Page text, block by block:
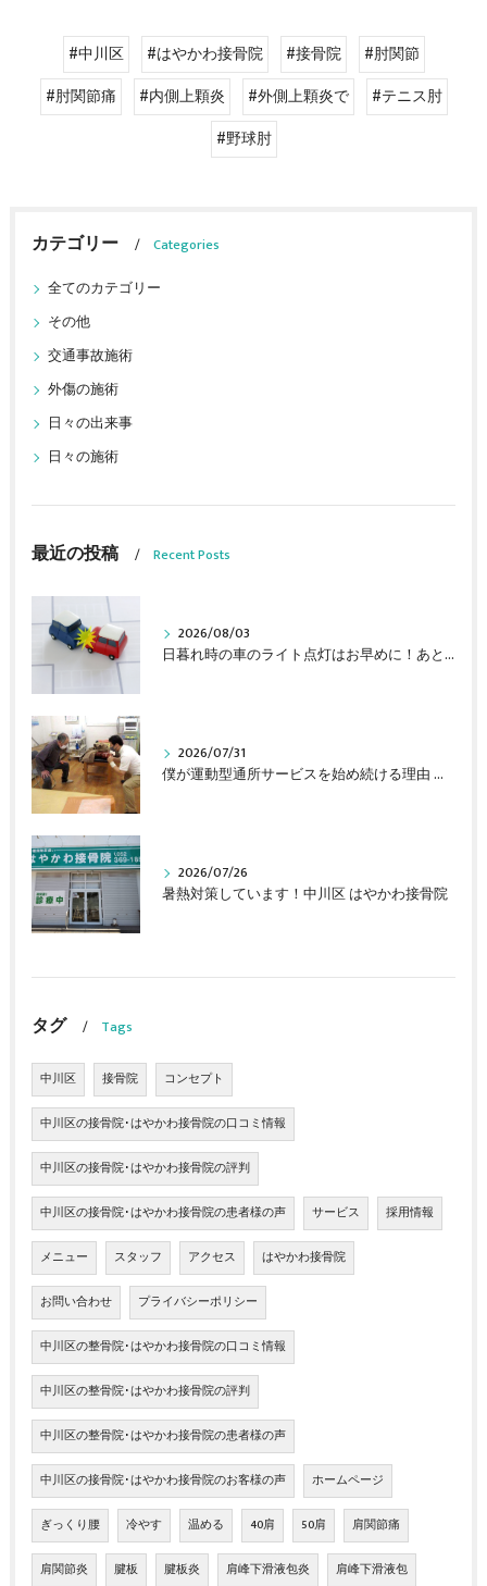
#中川区 #はやかわ接骨院 #接骨院
#肘関節
#肘関節痛
#内側上顆炎 #外側上顆炎で
#テニス肘
#野球肘
カテゴリー
Categories
全てのカテゴリー
その他
交通事故施術
外傷の施術
日々の出来事
日々の施術
最近の投稿 Recent Posts
2026/08/03
日暮れ時の車のライト点灯はお早めに！あと車線変更時は目視を忘れずに！ 中川区 はやかわ接骨院
2026/07/31
僕が運動型通所サービスを始め続ける理由 中川区 はやかわ接骨院
2026/07/26
暑熱対策しています！中川区 はやかわ接骨院
タグ Tags
中川区 接骨院 コンセプト
中川区の接骨院･はやかわ接骨院の口コミ情報
中川区の接骨院･はやかわ接骨院の評判
中川区の接骨院･はやかわ接骨院の患者様の声 サービス 採用情報
メニュー スタッフ アクセス はやかわ接骨院
お問い合わせ プライバシーポリシー
中川区の整骨院･はやかわ接骨院の口コミ情報
中川区の整骨院･はやかわ接骨院の評判
中川区の整骨院･はやかわ接骨院の患者様の声
中川区の接骨院･はやかわ接骨院のお客様の声 ホームページ
ぎっくり腰 冷やす 温める 40肩 50肩 肩関節痛
肩関節炎 腱板 腱板炎 肩峰下滑液包炎 肩峰下滑液包